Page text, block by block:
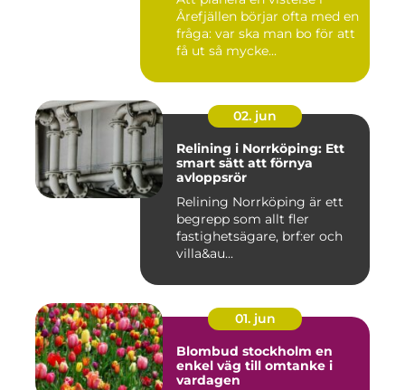
Årefjällen börjar ofta med en
fråga: var ska man bo för att
få ut så mycke...
02. jun
Relining i Norrköping: Ett
smart sätt att förnya
avloppsrör
Relining Norrköping är ett
begrepp som allt fler
fastighetsägare, brf:er och
villa&au...
01. jun
Blombud stockholm en
enkel väg till omtanke i
vardagen